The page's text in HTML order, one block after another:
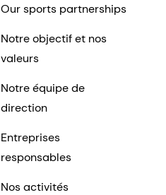
Our sports partnerships
Notre objectif et nos
valeurs
Notre équipe de
direction
Entreprises
responsables
Nos activités